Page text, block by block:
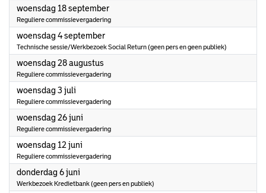
woensdag 18 september2024
Reguliere commissievergadering
woensdag 4 september2024
Technische sessie/Werkbezoek Social Return (geen pers en geen publiek)
woensdag 28 augustus
Reguliere commissievergadering
woensdag 3 juli
Reguliere commissievergadering
woensdag 26 juni
Reguliere commissievergadering
woensdag 12 juni
Reguliere commissievergadering
donderdag 6 juni
Werkbezoek Kredietbank (geen pers en publiek)